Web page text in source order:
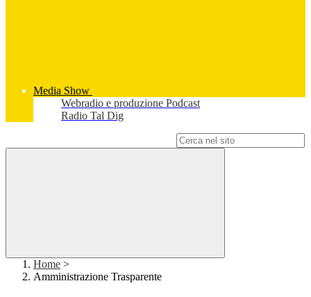
Media Show
Webradio e produzione Podcast
Radio Tal Dig
Home >
Amministrazione Trasparente